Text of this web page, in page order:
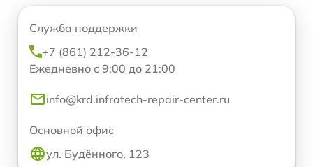
Служба поддержки
+7 (861) 212-36-12
Ежедневно с 9:00 до 21:00
info@krd.infratech-repair-center.ru
Основной офис
ул. Будённого, 123